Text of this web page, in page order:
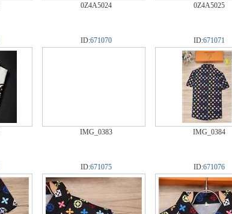
0Z4A5024 0Z4A5025
ID:671070
IMG_0383
ID:671071
IMG_0384
ID:671075 ID:671076